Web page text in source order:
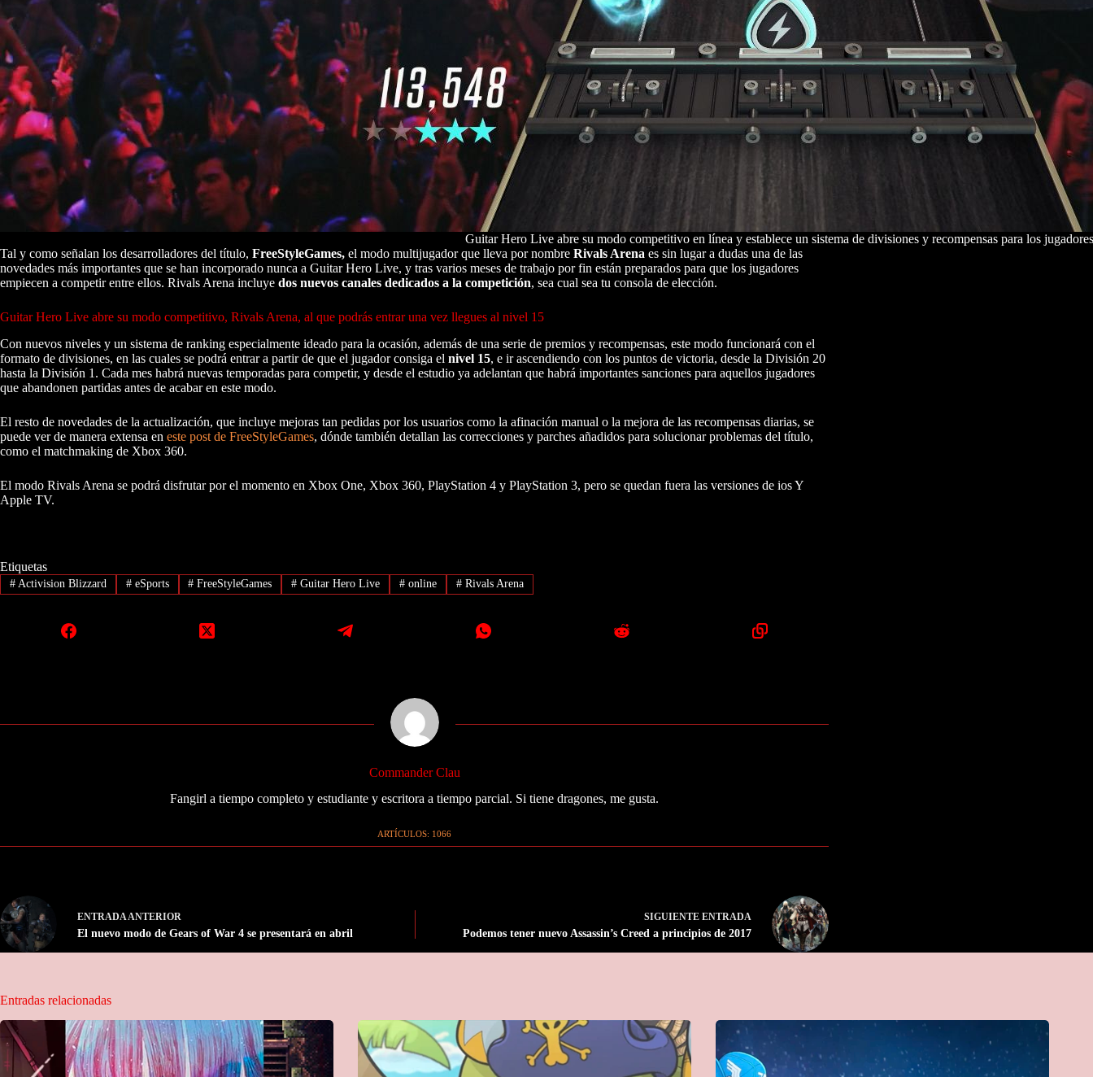
Guitar Hero Live abre su modo competitivo en línea y establece un sistema de divisiones y recompensas para los
Tal y como señalan los desarrolladores del título, FreeStyleGames, el modo multijugador que lleva por nombre Rivals Arena es sin lugar a dudas una de las
novedades más importantes que se han incorporado nunca a Guitar Hero Live, y tras varios meses de trabajo por fin están preparados para que los jugadores
empiecen a competir entre ellos. Rivals Arena incluye dos nuevos canales dedicados a la competición, sea cual sea tu consola de elección.
Guitar Hero Live abre su modo competitivo, Rivals Arena, al que podrás entrar una vez llegues al nivel 15
Con nuevos niveles y un sistema de ranking especialmente ideado para la ocasión, además de una serie de premios y recompensas, este modo funcionará con el
formato de divisiones, en las cuales se podrá entrar a partir de que el jugador consiga el nivel 15, e ir ascendiendo con los puntos de victoria, desde la División 20
hasta la División 1. Cada mes habrá nuevas temporadas para competir, y desde el estudio ya adelantan que habrá importantes sanciones para aquellos jugadores
que abandonen partidas antes de acabar en este modo.
El resto de novedades de la actualización, que incluye mejoras tan pedidas por los usuarios como la afinación manual o la mejora de las recompensas diarias, se
puede ver de manera extensa en este post de FreeStyleGames, dónde también detallan las correcciones y parches añadidos para solucionar problemas del título,
como el matchmaking de Xbox 360.
El modo Rivals Arena se podrá disfrutar por el momento en Xbox One, Xbox 360, PlayStation 4 y PlayStation 3, pero se quedan fuera las versiones de ios Y
Apple TV.
Etiquetas
#Activision Blizzard #eSports # FreeStyleGames # Guitar Hero Live # online #Rivals Arena
Commander Clau
Fangirl a tiempo completo y estudiante y escritora a tiempo parcial. Si tiene dragones, me gusta.
ARTÍCULOS: 1066
ENTRADAANTERIOR
El nuevo modo de Gears of War 4 se presentará en abril
SIGUIENTEENTRADA
Podemos tener nuevo Assassin’s Creed a principios de 2017
Entradas relacionadas